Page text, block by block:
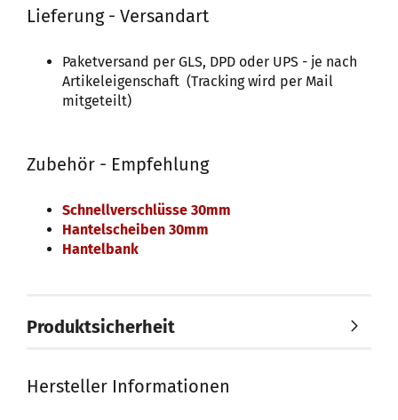
Lieferung - Versandart
Paketversand per GLS, DPD oder UPS - je nach
Artikeleigenschaft (Tracking wird per Mail
mitgeteilt)
Zubehör - Empfehlung
Schnellverschlüsse 30mm
Hantelscheiben 30mm
Hantelbank
Produktsicherheit
Hersteller Informationen